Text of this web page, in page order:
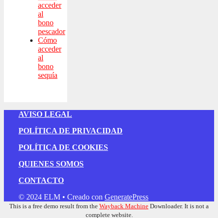
acceder
al
bono
pescador
Cómo
acceder
al
bono
sequía
AVISO LEGAL
POLÍTICA DE PRIVACIDAD
POLÍTICA DE COOKIES
QUIENES SOMOS
CONTACTO
© 2024 ELM • Creado con GeneratePress
This is a free demo result from the Wayback Machine Downloader. It is not a
complete website.